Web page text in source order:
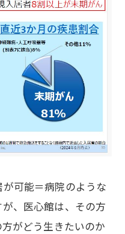
が可能＝病院のような
、医心館は、その方
がどう生きたいのか